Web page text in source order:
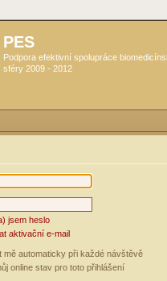
PES
Podpora efektivní spolupráce
sféry 2009 - 2012
jsem heslo
aktivační e-mail
mě automaticky při každé návštěvě
online stav pro toto přihlášení